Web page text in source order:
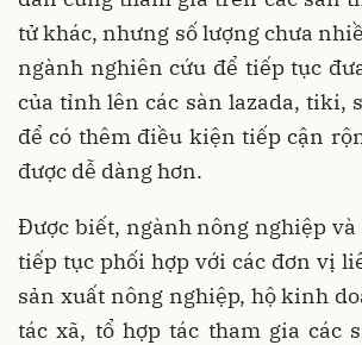
tử khác, nhưng số lượng chưa
ngành nghiên cứu để tiếp tục
của tỉnh lên các sàn lazada, tiki,
để có thêm điều kiện tiếp cận
được dễ dàng hơn.
Được biết, ngành nông nghiệp và
tiếp tục phối hợp với các đơn vị
sản xuất nông nghiệp, hộ kinh
tác xã, tổ hợp tác tham gia các